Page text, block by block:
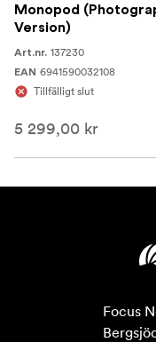
Monopod
Version)
Art.nr. 137230
EAN 6941590032108
Tillfälligt slut
5 299,00 kr
Focus